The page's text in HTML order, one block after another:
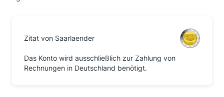
Zitat von Saarlaender
Das Konto wird ausschließlich zur Zahlung von
Rechnungen in Deutschland benötigt.